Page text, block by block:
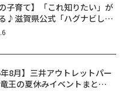
の子育て】「これ知りたい」が
♪滋賀県公式「ハグナビし
てる？おでかけ・制度・子育
年8月】三井アウトレットパー
王の夏休みイベントまと